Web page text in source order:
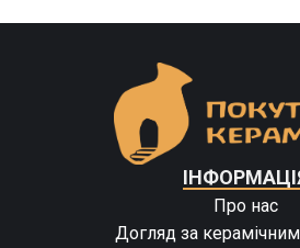
Про нас
Догляд за